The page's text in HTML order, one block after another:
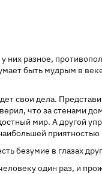
них разное,
быть мудрым в
свои дела.
что за стенами
мир. А другой
безумие в глазах
один раз, и